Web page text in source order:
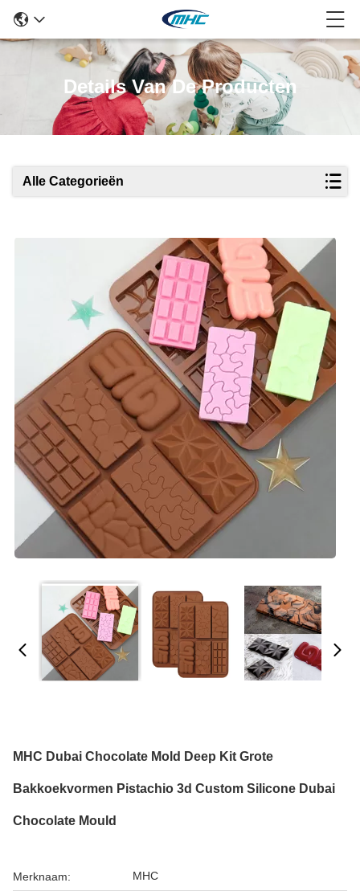
Details Van De Producten
Alle Categorieën
MHC Dubai Chocolate Mold Deep Kit Grote
Bakkoekvormen Pistachio 3d Custom Silicone Dubai
Chocolate Mould
Merknaam: MHC